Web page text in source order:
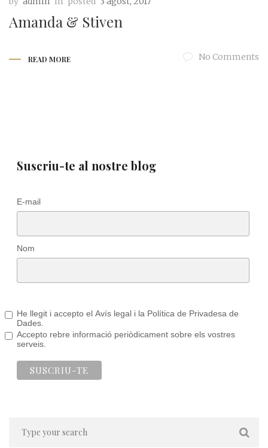
Amanda & Stiven
READ MORE No Comments
Suscriu-te al nostre blog
E-mail
Nom
He llegit i accepto el Avís legal i la Política de Privadesa de
Dades.
Accepto rebre informació periòdicament sobre els vostres
serveis.